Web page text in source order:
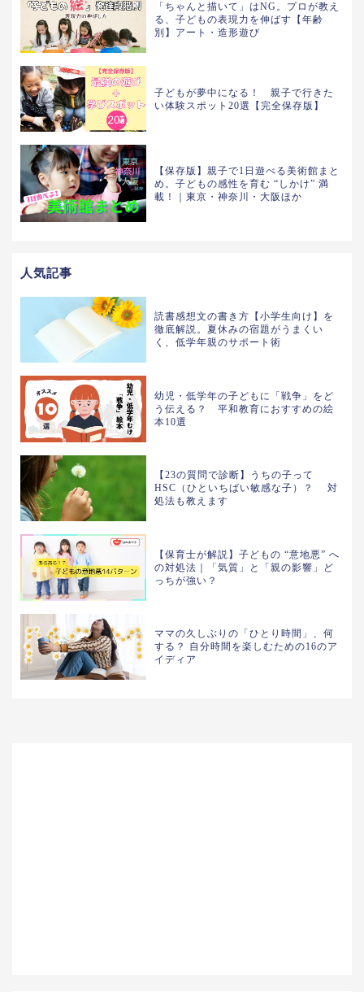
「ちゃんと描いて」はNG。プロが教え
る、子どもの表現力を伸ばす【年齢
別】アート・造形遊び
子どもが夢中になる！ 親子で行きた
い体験スポット20選【完全保存版】
【保存版】親子で1日遊べる美術館まと
め。子どもの感性を育む “しかけ” 満
載！｜東京・神奈川・大阪ほか
人気記事
読書感想文の書き方【小学生向け】を
徹底解説。夏休みの宿題がうまくい
く、低学年親のサポート術
幼児・低学年の子どもに「戦争」をど
う伝える？ 平和教育におすすめの絵
本10選
【23の質問で診断】うちの子って
HSC（ひといちばい敏感な子）？ 対
処法も教えます
【保育士が解説】子どもの “意地悪” へ
の対処法｜「気質」と「親の影響」ど
っちが強い？
ママの久しぶりの「ひとり時間」、何
する？ 自分時間を楽しむための16のア
イディア